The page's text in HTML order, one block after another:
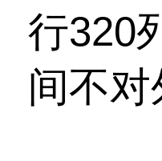
行320
间不对